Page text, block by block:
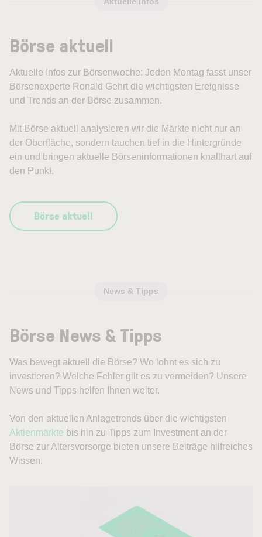
Börse aktuell
Aktuelle Infos zur Börsenwoche: Jeden Montag fasst unser
Börsenexperte Ronald Gehrt die wichtigsten Ereignisse
und Trends an der Börse zusammen.
Mit Börse aktuell analysieren wir die Märkte nicht nur an
der Oberfläche, sondern tauchen tief in die Hintergründe
ein und bringen aktuelle Börseninformationen knallhart auf
den Punkt.
Börse aktuell
News & Tipps
Börse News & Tipps
Was bewegt aktuell die Börse? Wo lohnt es sich zu
investieren? Welche Fehler gilt es zu vermeiden? Unsere
News und Tipps helfen Ihnen weiter.
Von den aktuellen Anlagetrends über die wichtigsten
Aktienmärkte bis hin zu Tipps zum Investment an der
Börse zur Altersvorsorge bieten unsere Beiträge hilfreiches
Wissen.